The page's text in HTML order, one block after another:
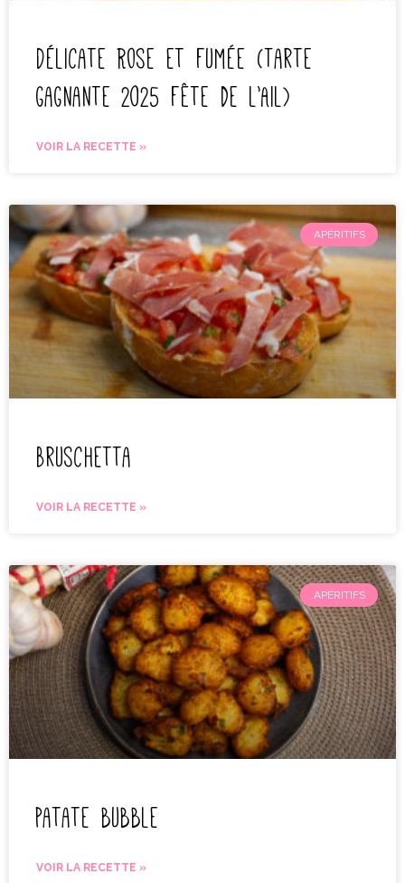
Délicate Rose et fumée (Tarte
gagnante 2025 fête de l’Ail)
VOIR LA RECETTE »
APÉRITIFS
Bruschetta
VOIR LA RECETTE »
APÉRITIFS
Patate bubble
VOIR LA RECETTE »